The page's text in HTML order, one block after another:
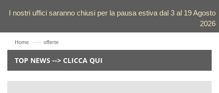
I nostri uffici saranno chiusi per la pausa estiva dal 3 al 19 Agosto
2026
Home —› offerte
TOP NEWS --> CLICCA QUI